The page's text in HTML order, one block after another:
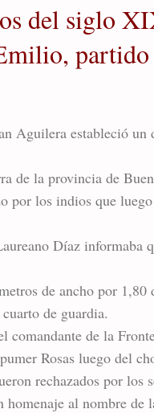
del siglo
Aguilera estableció un
de la provincia de
por los indios que
Díaz informaba
de ancho por 1,80
de guardia.
comandante de la
Rosas luego del
rechazados por los
al nombre de